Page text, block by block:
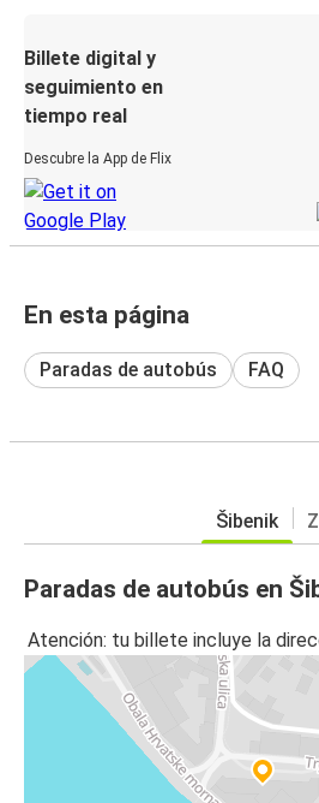
Billete digital y
seguimiento en
tiempo real
Descubre la App de Flix
En esta página
Paradas de autobús FAQ
Šibenik
Paradas de autobús en
Atención: tu billete incluye la